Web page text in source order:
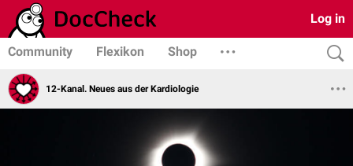
Log in
Community Flexikon Shop
12-Kanal. Neues aus der Kardiologie